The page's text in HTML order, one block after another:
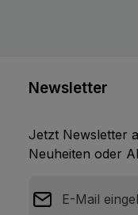
Newsletter
Jetzt Newsletter
Neuheiten oder